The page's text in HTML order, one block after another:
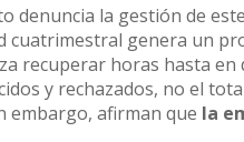
denuncia la gestión de
cuatrimestral genera un
recuperar horas hasta
y rechazados, no el
embargo, afirman que la